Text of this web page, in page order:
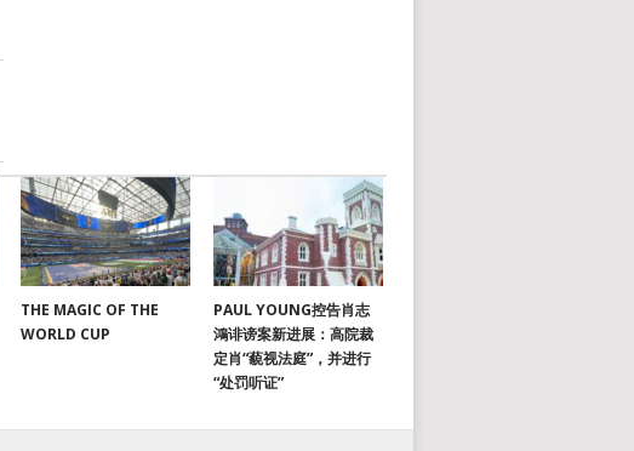
THE MAGIC OF THE
WORLD CUP
PAUL YOUNG控告肖志
鴻诽谤案新进展：高院裁
定肖“藐视法庭”，并进行
“处罚听证”